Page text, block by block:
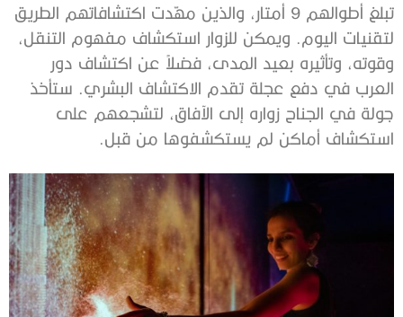
تبلغ أطوالهم 9 أمتار، والذين مهّدت اكتشافاتهم الطريق
لتقنيات اليوم. ويمكن للزوار استكشاف مفهوم التنقل،
وقوته، وتأثيره بعيد المدى، فضلاً عن اكتشاف دور
العرب في دفع عجلة تقدم الاكتشاف البشري. ستأخذ
جولة في الجناح زواره إلى الآفاق، لتشجعهم على
استكشاف أماكن لم يستكشفوها من قبل.